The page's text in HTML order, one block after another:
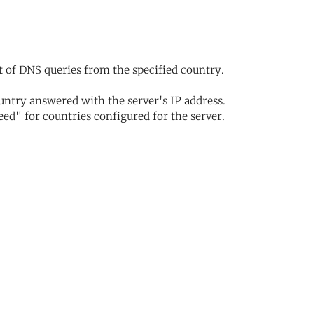
DNS queries from the specified country.
answered with the server's IP address.
for countries configured for the server.